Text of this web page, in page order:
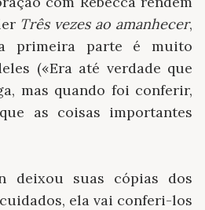
Três vezes ao amanhecer,
primeira parte é muito
(«Era até verdade que
mas quando foi conferir,
as coisas importantes
deixou suas cópias dos
ela vai conferi-los